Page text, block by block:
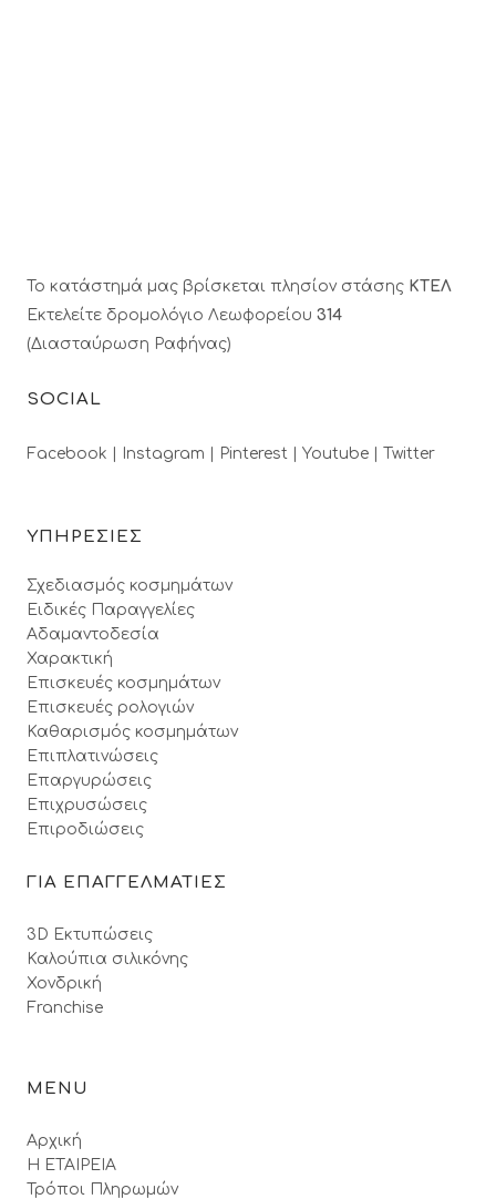
Το κατάστημά μας βρίσκεται πλησίον στάσης ΚΤΕΛ
Εκτελείτε δρομολόγιο Λεωφορείου 314
(Διασταύρωση Ραφήνας)
SOCIAL
Facebook | Instagram | Pinterest | Youtube | Twitter
ΥΠΗΡΕΣΙΕΣ
Σχεδιασμός κοσμημάτων
Ειδικές Παραγγελίες
Αδαμαντοδεσία
Χαρακτική
Επισκευές κοσμημάτων
Επισκευές ρολογιών
Καθαρισμός κοσμημάτων
Επιπλατινώσεις
Επαργυρώσεις
Επιχρυσώσεις
Επιροδιώσεις
ΓΙΑ ΕΠΑΓΓΕΛΜΑΤΙΕΣ
3D Εκτυπώσεις
Καλούπια σιλικόνης
Χονδρική
Franchise
MENU
Αρχική
Η ΕΤΑΙΡΕΙΑ
Τρόποι Πληρωμών